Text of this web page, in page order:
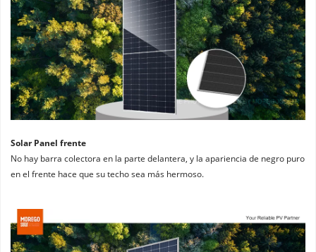
Solar Panel frente
No hay barra colectora en la parte delantera, y la apariencia de negro puro
en el frente hace que su techo sea más hermoso.